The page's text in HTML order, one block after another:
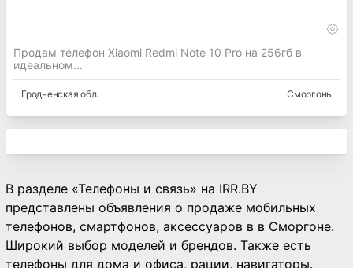
Продам телефон Xiaomi Redmi Note 10 Pro на 256гб в
идеальном...
Гродненская обл. Сморгонь
В разделе «Телефоны и связь» на IRR.BY
представлены объявления о продаже мобильных
телефонов, смартфонов, аксессуаров в в Сморгоне.
Широкий выбор моделей и брендов. Также есть
телефоны для дома и офиса, рации, навигаторы.